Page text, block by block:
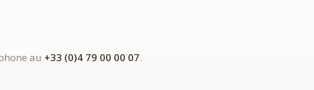
au +33 (0)4 79 00 00 07.